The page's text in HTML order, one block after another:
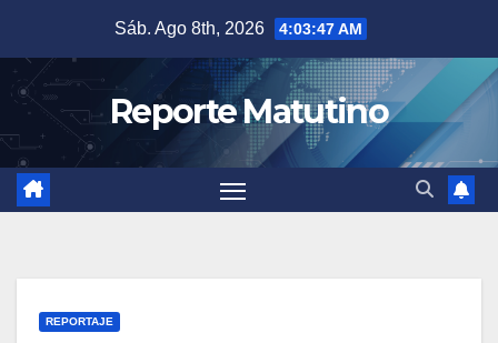
contenido
Sáb. Ago 8th, 2026 4:03:48 AM
Reporte Matutino
REPORTAJE